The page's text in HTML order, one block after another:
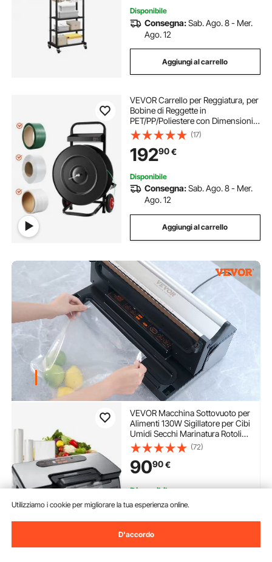
Disponibile
Consegna:Sab. Ago. 8 - Mer.
Ago. 12
Aggiungi al carrello
VEVOR Carrello per Reggiatura, per
Bobine di Reggette in
PET/PP/Poliestere con Dimensioni
del Nucleo di 20,3/40,6 cm,
Distributore di Reggette Dotato di
Sistema Frenante Aggiornato
Vassoio Integrato
(17)
19290€
Disponibile
Consegna:Sab. Ago. 8 - Mer.
Ago. 12
Aggiungi al carrello
VEVOR Macchina Sottovuoto per
Alimenti 130W Sigillatore per Cibi
Umidi Secchi Marinatura Rotoli
Inclusi 90 Kpa Conservazione del
Cibo con Doppia Pompa a Vuoto
Lunghezza 30cm con Sacchetto
Sigillato
(72)
9090€
Disponibile
Consegna:
Utilizziamo i cookie per migliorare la tua esperienza online.
D'accordo